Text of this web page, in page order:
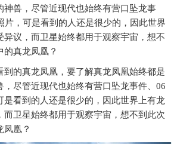
神兽，尽管近现代也始终有营口坠龙事
片，可是看到的人还是很少的，因此世界
异议，而卫星始终都用于观察宇宙，想不
的真龙凤凰？
到的真龙凤凰，要了解真龙凤凰始终都是
，尽管近现代也始终有营口坠龙事件、06
是看到的人还是很少的，因此世界上有龙
而卫星始终都用于观察宇宙，想不到此次
凤凰？